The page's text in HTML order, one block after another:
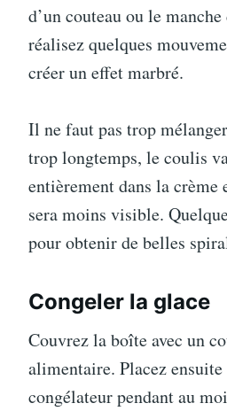
d’un couteau ou le
réalisez quelques
créer un effet marbré.
Il ne faut pas trop
trop longtemps, le coulis
entièrement dans la crème
sera moins visible.
pour obtenir de belles
Congeler la glace
Couvrez la boîte avec un
alimentaire. Placez
congélateur pendant au